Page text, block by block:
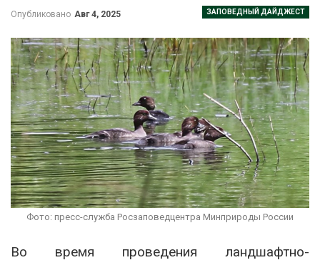
ЗАПОВЕДНЫЙ ДАЙДЖЕСТ
Опубликовано Авг 4, 2025
Фото: пресс-служба Росзаповедцентра Минприроды России
Во время проведения ландшафтно-